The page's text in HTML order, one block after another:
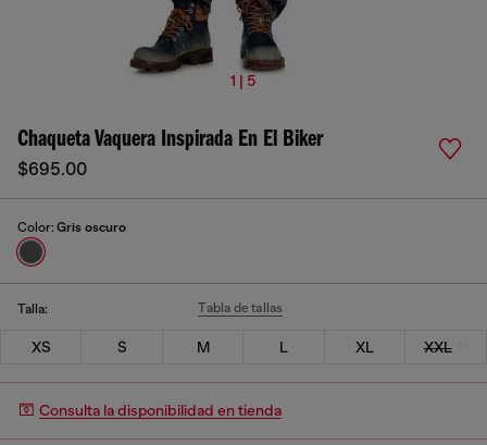
1 | 5
Chaqueta Vaquera Inspirada En El Biker
$695.00
Color: Gris oscuro
Talla: Tabla de tallas
XS S M L XL XXL
Consulta la disponibilidad en tienda